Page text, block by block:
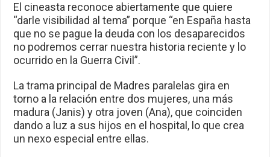
El cineasta reconoce abiertamente que quiere
“darle visibilidad al tema” porque “en España hasta
que no se pague la deuda con los desaparecidos
no podremos cerrar nuestra historia reciente y lo
ocurrido en la Guerra Civil”.
La trama principal de Madres paralelas gira en
torno a la relación entre dos mujeres, una más
madura (Janis) y otra joven (Ana), que coinciden
dando a luz a sus hijos en el hospital, lo que crea
un nexo especial entre ellas.